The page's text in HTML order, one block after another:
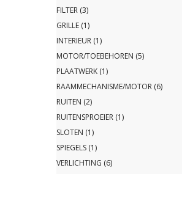
FILTER (3)
GRILLE (1)
INTERIEUR (1)
MOTOR/TOEBEHOREN (5)
PLAATWERK (1)
RAAMMECHANISME/MOTOR (6)
RUITEN (2)
RUITENSPROEIER (1)
SLOTEN (1)
SPIEGELS (1)
VERLICHTING (6)